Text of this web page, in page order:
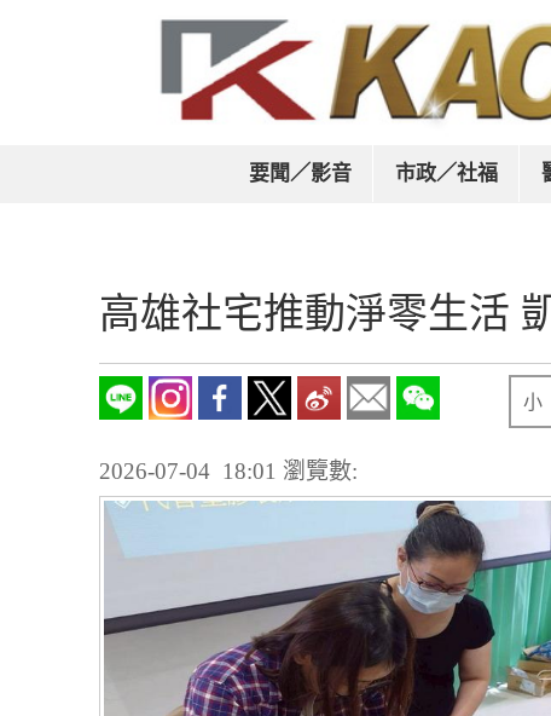
要聞／影音 市政／社福
高雄社宅推動淨零生活
小
2026-07-04 18:01 瀏覽數: